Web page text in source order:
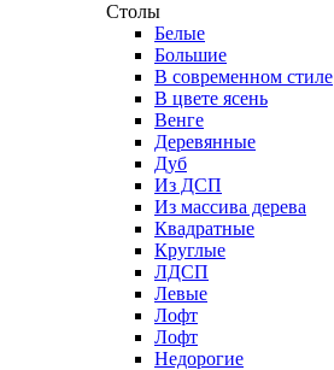
Столы
Белые
Большие
В современном стиле
В цвете ясень
Венге
Деревянные
Дуб
Из ДСП
Из массива дерева
Квадратные
Круглые
ЛДСП
Левые
Лофт
Лофт
Недорогие